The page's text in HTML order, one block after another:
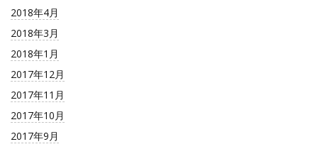
2018年4月
2018年3月
2018年1月
2017年12月
2017年11月
2017年10月
2017年9月